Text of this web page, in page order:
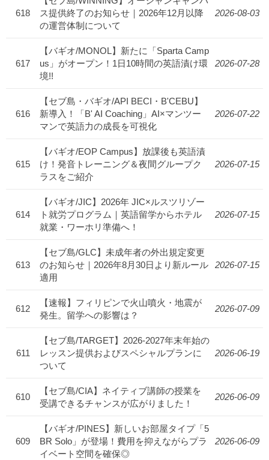
618
ス提供終了のお知らせ｜2026年12月以降
の運営体制について
2026-08-03
617
【バギオ/MONOL】新たに「Sparta Camp
us」がオープン！1日10時間の英語漬け環
境!!
2026-07-28
616
【セブ島・バギオ/API BECI・B'CEBU】
新導入！「B' AI Coaching」AI×マンツー
マンで英語力の成長を可視化
2026-07-22
615
【バギオ/EOP Campus】放課後も英語漬
け！発音トレーニング＆夜間グループク
ラスをご紹介
2026-07-15
614
【バギオ/JIC】2026年 JIC×ルスツリゾー
ト就労プログラム｜英語留学からホテル
就業・ワーホリ準備へ！
2026-07-15
613
【セブ島/GLC】未成年者の外出規定変更
のお知らせ｜2026年8月30日より新ルール
適用
2026-07-15
612
【速報】フィリピンで火山噴火・地震が
発生。留学への影響は？
2026-07-09
611
【セブ島/TARGET】2026-2027年末年始の
レッスン提供およびスペシャルプランに
ついて
2026-06-19
610
【セブ島/CIA】ネイティブ講師の授業を
受講できるチャンスが広がりました！
2026-06-09
609
【バギオ/PINES】新しいお部屋タイプ「5
BR Solo」が登場！費用を抑えながらプラ
イベート空間を確保◎
2026-06-09